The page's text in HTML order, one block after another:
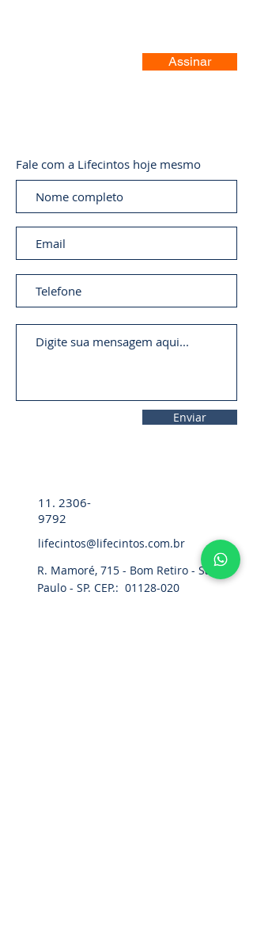
Assinar
Fale com a Lifecintos hoje mesmo
Enviar
11. 2306-
9792
lifecintos@lifecintos.com.br
R. Mamoré, 715 - Bom Retiro - São
Paulo - SP. CEP.: 01128-020